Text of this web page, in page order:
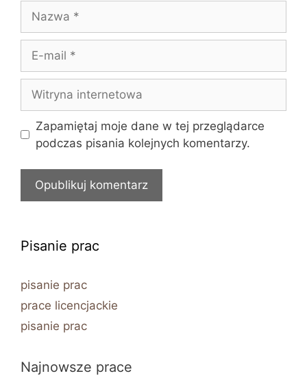
mail
internetowa
Zapamiętaj moje dane w tej przeglądarce
podczas pisania kolejnych komentarzy.
Pisanie prac
pisanie prac
prace licencjackie
pisanie prac
Najnowsze prace